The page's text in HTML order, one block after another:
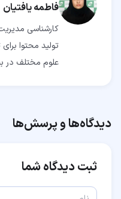
فاطمه یافتیان
کارشناسی
تولید محتوا
علوم مختلف در
دیدگاه‌ها و پرسش‌ها
ثبت دیدگاه شما